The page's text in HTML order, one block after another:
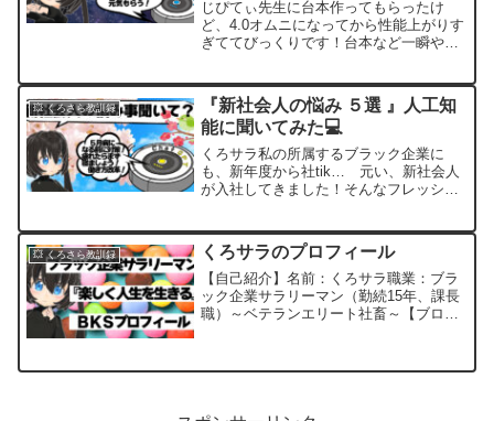
とができるでしょう
じぴてぃ先生に台本作ってもらったけ
ど、4.0オムニになってから性能上がりす
ぎててびっくりです！台本など一瞬やで
てきた。毎日のように続く長時間労働と
上司の無理難題に耐え...
💥 くろさら教訓録
『新社会人の悩み ５選 』人工知
能に聞いてみた💻
くろサラ私の所属するブラック企業に
も、新年度から社tik… 元い、新社会人
が入社してきました！そんなフレッシュ
いことが多いので、今日もじぴてぃ先生
（ChatGPT）に聞...
💥 くろさら教訓録 くろサラのプロフィール
【自己紹介】名前：くろサラ職業：ブラ
ック企業サラリーマン（勤続15年、課長
職）～ベテランエリート社畜～【ブログ
グ ※Ｂ（ブラック）Ｋ（企